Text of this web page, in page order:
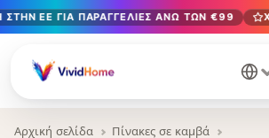
Δωρεάν παράδοση στην ΕΕ για
Χειροποίητο στη Βουλγαρία ·
12+ χρόνια χειροτεχνίας · Μόνο υλικά
ΕΕ ΓΙΑ ΠΑΡΑΓΓΕΛΊΕΣ ΆΝΩ ΤΩΝ €99
Αρχική σελίδα
Πίνακες σε καμβά